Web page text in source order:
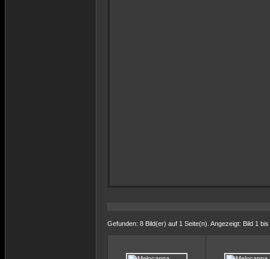
Gefunden: 8 Bild(er) auf 1 Seite(n). Angezeigt: Bild 1 bis